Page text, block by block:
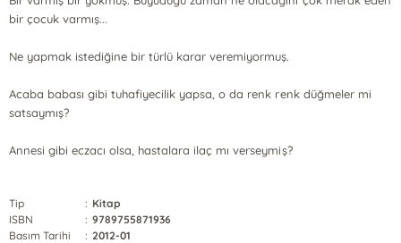
bir çocuk varmış...
Ne yapmak istediğine bir türlü karar veremiyormuş.
Acaba babası gibi tuhafiyecilik yapsa, o da renk renk düğmeler mi
satsaymış?
Annesi gibi eczacı olsa, hastalara ilaç mı verseymiş?
Tip : Kitap
ISBN
: 9789755871936
Basım Tarihi
: 2012-01